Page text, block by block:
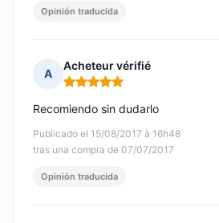
Opinión traducida
A
Acheteur vérifié
Nota: 5 de 5
Publicado el 15/08/2017 à 16h48
tras una compra de 07/07/2017
Recomiendo sin dudarlo
Opinión traducida